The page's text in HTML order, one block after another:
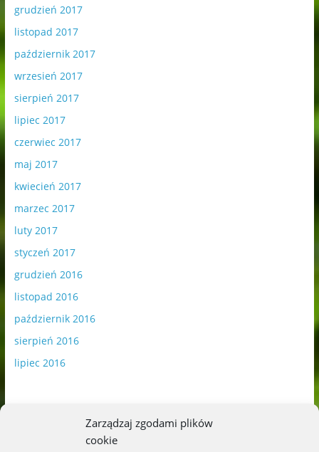
Zarządzaj zgodami plików
cookie
grudzień 2017
listopad 2017
październik 2017
wrzesień 2017
sierpień 2017
lipiec 2017
czerwiec 2017
maj 2017
kwiecień 2017
marzec 2017
luty 2017
styczeń 2017
grudzień 2016
listopad 2016
październik 2016
sierpień 2016
lipiec 2016